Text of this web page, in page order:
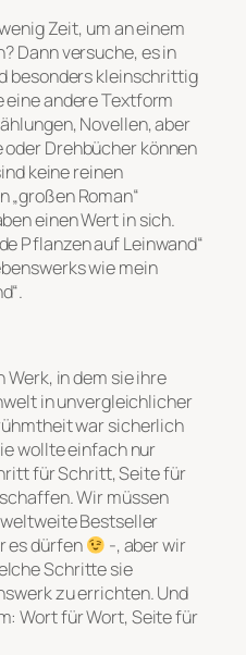
Zeit, um an einem
Dann versuche, es in
besonders kleinschrittig
andere Textform
Novellen, aber
Drehbücher können
keine reinen
„großen Roman“
einen Wert in sich.
Pflanzen auf Leinwand“
wie mein
in dem sie ihre
in unvergleichlicher
war sicherlich
wollte einfach nur
für Schritt, Seite für
Wir müssen
Bestseller
es dürfen
-, aber wir
Schritte sie
zu errichten. Und
Wort für Wort, Seite für